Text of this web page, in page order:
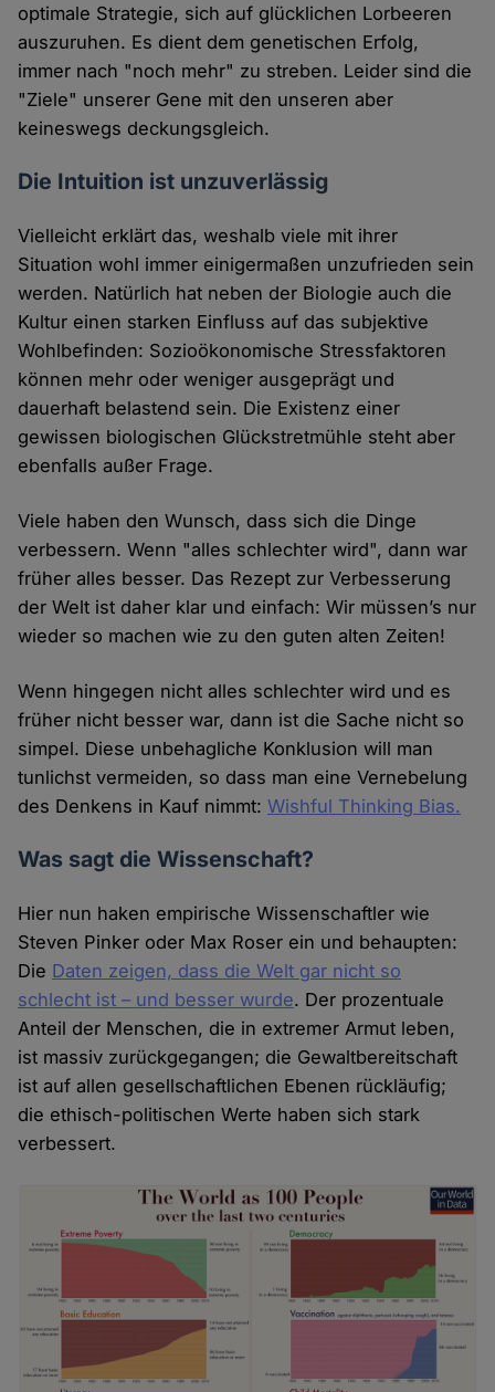
optimale Strategie, sich auf glücklichen Lorbeeren
auszuruhen. Es dient dem genetischen Erfolg,
immer nach "noch mehr" zu streben. Leider sind die
"Ziele" unserer Gene mit den unseren aber
keineswegs deckungsgleich.
Die Intuition ist unzuverlässig
Vielleicht erklärt das, weshalb viele mit ihrer
Situation wohl immer einigermaßen unzufrieden sein
werden. Natürlich hat neben der Biologie auch die
Kultur einen starken Einfluss auf das subjektive
Wohlbefinden: Sozioökonomische Stressfaktoren
können mehr oder weniger ausgeprägt und
dauerhaft belastend sein. Die Existenz einer
gewissen biologischen Glückstretmühle steht aber
ebenfalls außer Frage.
Viele haben den Wunsch, dass sich die Dinge
verbessern. Wenn "alles schlechter wird", dann war
früher alles besser. Das Rezept zur Verbesserung
der Welt ist daher klar und einfach: Wir müssen’s nur
wieder so machen wie zu den guten alten Zeiten!
Wenn hingegen nicht alles schlechter wird und es
früher nicht besser war, dann ist die Sache nicht so
simpel. Diese unbehagliche Konklusion will man
tunlichst vermeiden, so dass man eine Vernebelung
des Denkens in Kauf nimmt:Wishful Thinking Bias.
Was sagt die Wissenschaft?
Hier nun haken empirische Wissenschaftler wie
Steven Pinker oder Max Roser ein und behaupten:
Die Daten zeigen, dass die Welt gar nicht so
schlecht ist – und besser wurde. Der prozentuale
Anteil der Menschen, die in extremer Armut leben,
ist massiv zurückgegangen; die Gewaltbereitschaft
ist auf allen gesellschaftlichen Ebenen rückläufig;
die ethisch-politischen Werte haben sich stark
verbessert.